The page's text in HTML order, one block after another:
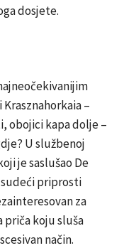
dosjete.
–
obojici kapa dolje –
U službenoj
je saslušao De
sudeći priprosti
za
priča koju sluša
način.